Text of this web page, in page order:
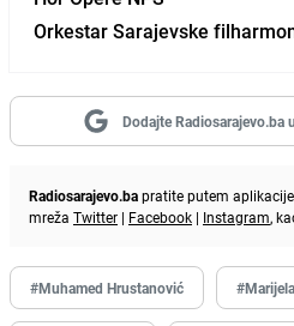
Orkestar Sarajevske
Dodajte Radiosarajevo.ba
Radiosarajevo.bapratite putem
mreža Twitter | Facebook | Instagram,
#Muhamed Hrustanović